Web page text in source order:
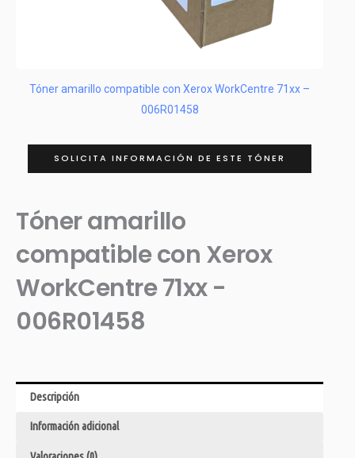
Tóner amarillo compatible con Xerox WorkCentre 71xx –
006R01458
SOLICITA INFORMACIÓN DE ESTE TÓNER
Tóner amarillo
compatible con Xerox
WorkCentre 71xx -
006R01458
Descripción
Información adicional